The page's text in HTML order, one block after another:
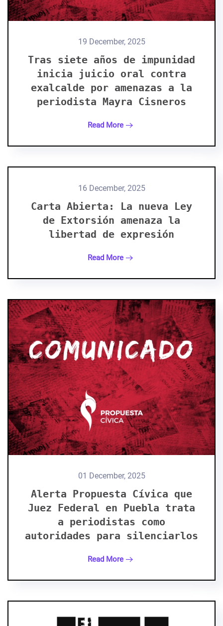
19 December, 2025
Tras siete años de impunidad
inicia juicio oral contra
exalcalde por amenazas a la
periodista Mayra Cisneros
Read More
16 December, 2025
Carta Abierta: La nueva Ley
de Extorsión amenaza la
libertad de expresión
Read More
01 December, 2025
Alerta Propuesta Cívica que
Juez Federal en Puebla trata
a periodistas como
autoridades para silenciarlos
Read More